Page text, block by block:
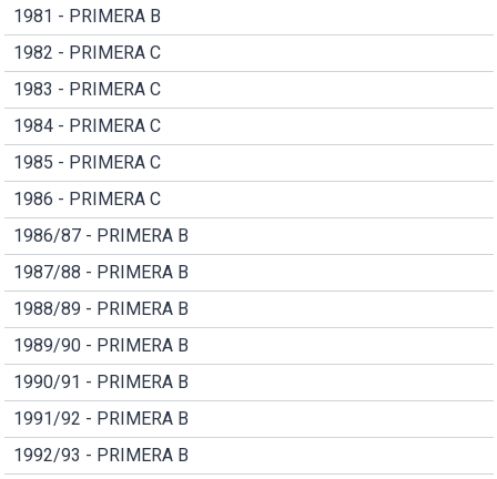
1981 - PRIMERA B
1982 - PRIMERA C
1983 - PRIMERA C
1984 - PRIMERA C
1985 - PRIMERA C
1986 - PRIMERA C
1986/87 - PRIMERA B
1987/88 - PRIMERA B
1988/89 - PRIMERA B
1989/90 - PRIMERA B
1990/91 - PRIMERA B
1991/92 - PRIMERA B
1992/93 - PRIMERA B